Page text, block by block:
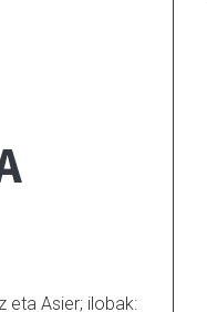
eta Asier; ilobak: